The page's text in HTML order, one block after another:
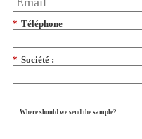
* Téléphone
* Société :
Where should we send the sample?...